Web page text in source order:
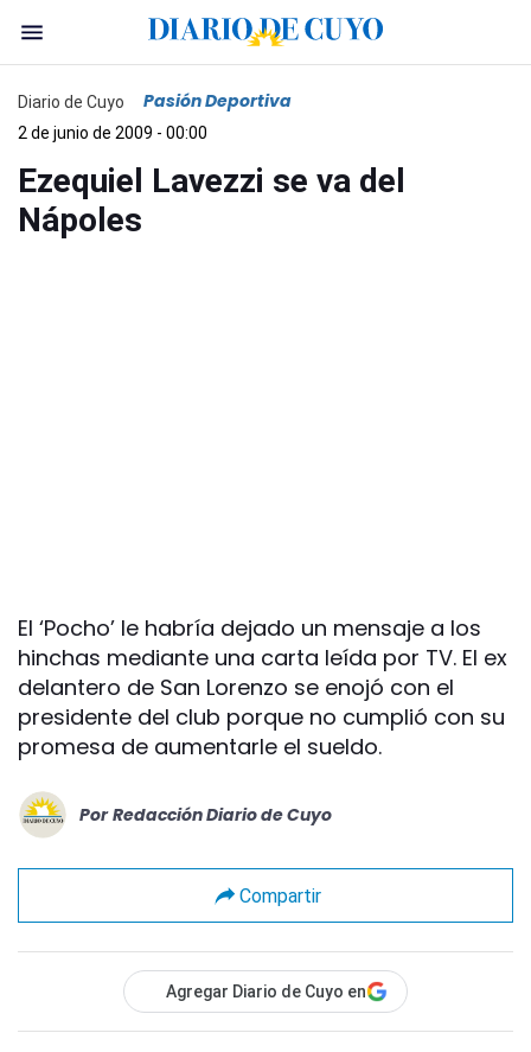
Diario de Cuyo Pasión Deportiva
2 de junio de 2009 - 00:00
Ezequiel Lavezzi se va del
Nápoles
El ‘Pocho’ le habría dejado un mensaje a los
hinchas mediante una carta leída por TV. El ex
delantero de San Lorenzo se enojó con el
presidente del club porque no cumplió con su
promesa de aumentarle el sueldo.
Por Redacción Diario de Cuyo
Compartir
Agregar Diario de Cuyo en